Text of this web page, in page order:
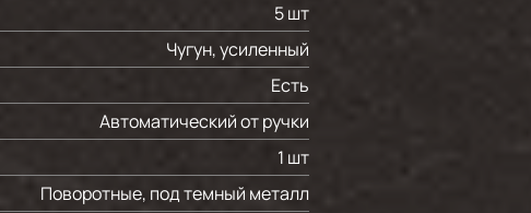
5 шт
Чугун, усиленный
Есть
Автоматический от ручки
1 шт
Поворотные, под темный металл